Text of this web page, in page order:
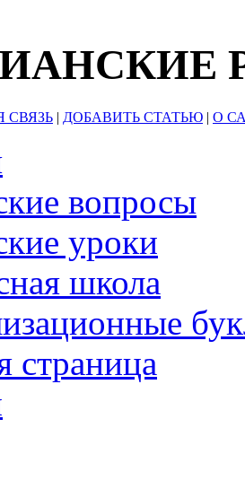
СВЯЗЬ | ДОБАВИТЬ СТАТЬЮ | О
вопросы
уроки
школа
страница